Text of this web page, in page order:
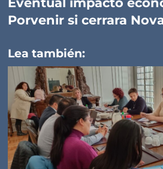
Porvenir si cerrara
Lea también: